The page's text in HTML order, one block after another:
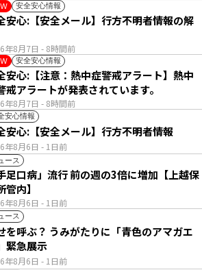
安全安心情報
年8月7日 - 8時間前
安心:【安全メール】行方不明者情報の解
安全安心情報
年8月7日 - 8時間前
安心:【注意：熱中症警戒アラート】熱中
戒アラートが発表されています。
安心情報
年8月6日 - 1日前
安心:【安全メール】行方不明者情報
ース
年8月6日 - 1日前
口病」流行 前の週の3倍に増加【上越保
管内】
ース
年8月6日 - 1日前
を呼ぶ？ うみがたりに「青色のアマガエ
緊急展示